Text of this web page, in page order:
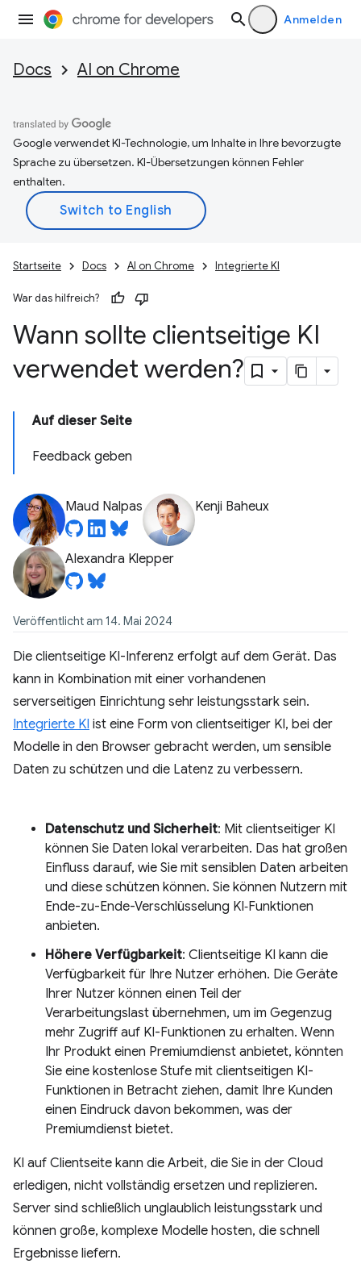
Anmelden
Docs AI on Chrome
Google verwendet KI-Technologie, um Inhalte in Ihre bevorzugte
Sprache zu übersetzen. KI-Übersetzungen können Fehler
enthalten.
Startseite Docs AI on Chrome Integrierte KI
War das hilfreich?
Wann sollte clientseitige KI
verwendet werden?
Auf dieser Seite
Feedback geben
Maud Nalpas Kenji Baheux
Alexandra Klepper
Veröffentlicht am 14. Mai 2024
Die clientseitige KI-Inferenz erfolgt auf dem Gerät. Das
kann in Kombination mit einer vorhandenen
serverseitigen Einrichtung sehr leistungsstark sein.
Integrierte KI ist eine Form von clientseitiger KI, bei der
Modelle in den Browser gebracht werden, um sensible
Daten zu schützen und die Latenz zu verbessern.
Datenschutz und Sicherheit: Mit clientseitiger KI
können Sie Daten lokal verarbeiten. Das hat großen
Einfluss darauf, wie Sie mit sensiblen Daten arbeiten
und diese schützen können. Sie können Nutzern mit
Ende-zu-Ende-Verschlüsselung KI‑Funktionen
anbieten.
Höhere Verfügbarkeit: Clientseitige KI kann die
Verfügbarkeit für Ihre Nutzer erhöhen. Die Geräte
Ihrer Nutzer können einen Teil der
Verarbeitungslast übernehmen, um im Gegenzug
mehr Zugriff auf KI-Funktionen zu erhalten. Wenn
Ihr Produkt einen Premiumdienst anbietet, könnten
Sie eine kostenlose Stufe mit clientseitigen KI-
Funktionen in Betracht ziehen, damit Ihre Kunden
einen Eindruck davon bekommen, was der
Premiumdienst bietet.
KI auf Clientseite kann die Arbeit, die Sie in der Cloud
erledigen, nicht vollständig ersetzen und replizieren.
Server sind schließlich unglaublich leistungsstark und
können große, komplexe Modelle hosten, die schnell
Ergebnisse liefern.